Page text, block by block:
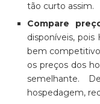
tão curto assim.
Compare
disponíveis,
bem
os preços dos
semelhante.
hospedagem,